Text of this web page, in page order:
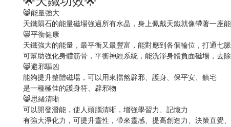
😸能量強大
天鐵隕石的能量磁場強過所有水晶，身上佩戴天鐵就像帶著一座
😸平衡健康
天鐵強大的能量，最平衡又最豐富，能對應到各個輪位，打通七
可幫助強化身體筋骨，平衡神經系統，能洗淨身體負面磁場，去
😸避邪驅凶
能夠提升整體磁場，可以用來擋煞辟邪、護身、保平安、鎮宅
是一種極佳的護身符、辟邪物
😸思緒清晰
可以開發潛能，使人頭腦清晰，增強學習力、記憶力
有強大淨化力，可提升靈性，帶來靈感、提高創造力、決策直覺